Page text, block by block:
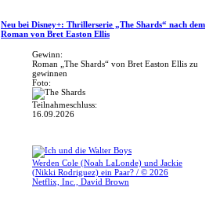
Neu bei Disney+: Thrillerserie „The Shards“ nach dem
Roman von Bret Easton Ellis
Gewinn:
Roman „The Shards“ von Bret Easton Ellis zu
gewinnen
Foto:
Teilnahmeschluss:
16.09.2026
Werden Cole (Noah LaLonde) und Jackie
(Nikki Rodriguez) ein Paar? / © 2026
Netflix, Inc., David Brown